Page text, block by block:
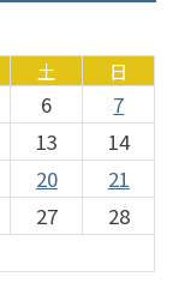
土 日
6
7
13
14
20
21
27
28